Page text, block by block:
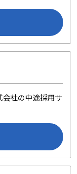
社の中途採用サ